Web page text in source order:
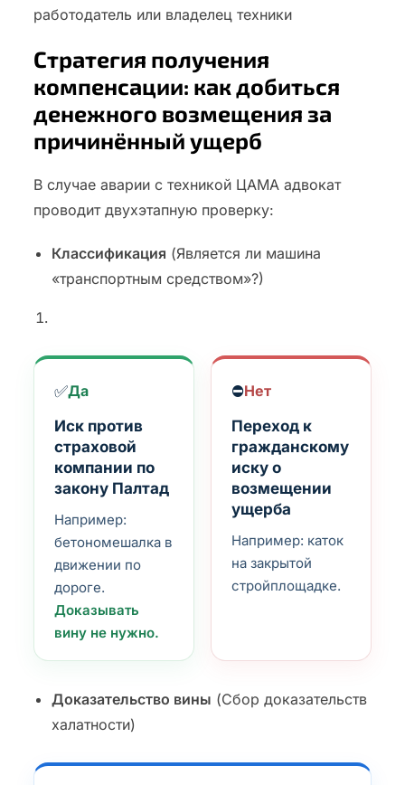
работодатель или владелец техники
Стратегия получения
компенсации: как добиться
денежного возмещения за
причинённый ущерб
В случае аварии с техникой ЦАМА адвокат
проводит двухэтапную проверку:
Классификация (Является ли машина
«транспортным средством»?)
✅Да
Иск против
страховой
компании по
закону Палтад
Например:
бетономешалка в
движении по
дороге.
Доказывать
вину не нужно.
⛔Нет
Переход к
гражданскому
иску о
возмещении
ущерба
Например: каток
на закрытой
стройплощадке.
Доказательство вины (Сбор доказательств
халатности)